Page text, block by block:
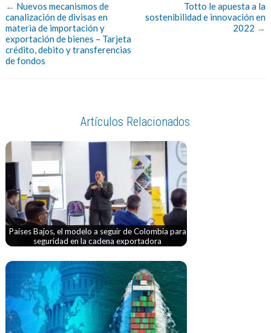
← Nuevos mecanismos de
canalización de divisas en
materia de importación y
exportación de bienes – Tarjeta
crédito, debito y transferencias
de fondos
Totto le apuesta a la
sostenibilidad e innovación en
2022 →
Artículos Relacionados
Países Bajos, el modelo a seguir de Colombia para
seguridad en la cadena exportadora